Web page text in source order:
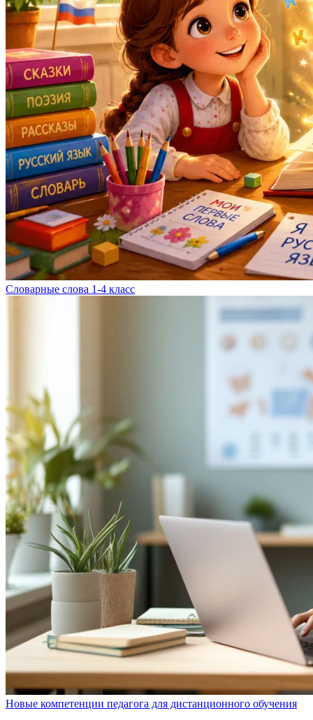
Словарные слова 1-4 класс
Новые компетенции педагога для дистанционного обучения